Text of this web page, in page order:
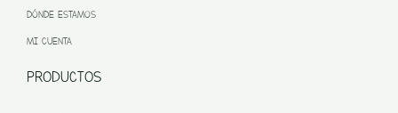
DÓNDE ESTAMOS
MI CUENTA
PRODUCTOS